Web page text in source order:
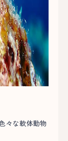
々な軟体動物